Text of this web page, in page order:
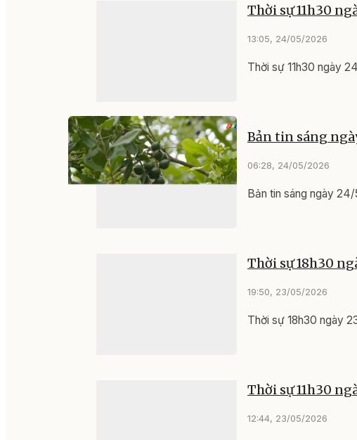
Thời sự 11h30
13:05, 24/05/2026
Thời sự 11h30 ngày
Bản tin sáng
06:28, 24/05/2026
Bản tin sáng ngày
Thời sự 18h30
19:50, 23/05/2026
Thời sự 18h30 ngày
Thời sự 11h30
12:44, 23/05/2026